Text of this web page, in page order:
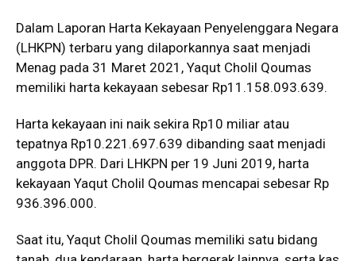
Dalam Laporan Harta Kekayaan Penyelenggara Negara
(LHKPN) terbaru yang dilaporkannya saat menjadi
Menag pada 31 Maret 2021, Yaqut Cholil Qoumas
memiliki harta kekayaan sebesar Rp11.158.093.639.
Harta kekayaan ini naik sekira Rp10 miliar atau
tepatnya Rp10.221.697.639 dibanding saat menjadi
anggota DPR. Dari LHKPN per 19 Juni 2019, harta
kekayaan Yaqut Cholil Qoumas mencapai sebesar Rp
936.396.000.
Saat itu, Yaqut Cholil Qoumas memiliki satu bidang